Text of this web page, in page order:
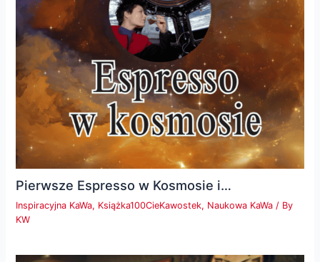
Pierwsze Espresso w Kosmosie i…
Inspiracyjna KaWa, Książka100CieKawostek, Naukowa KaWa / By
KW